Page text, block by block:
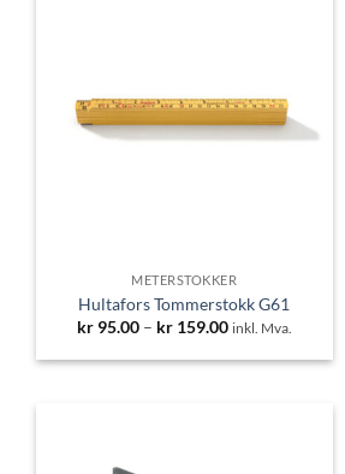
METERSTOKKER
Hultafors Tommerstokk G61
kr95.00 – kr159.00Prisområde:
til
inkl. Mva.